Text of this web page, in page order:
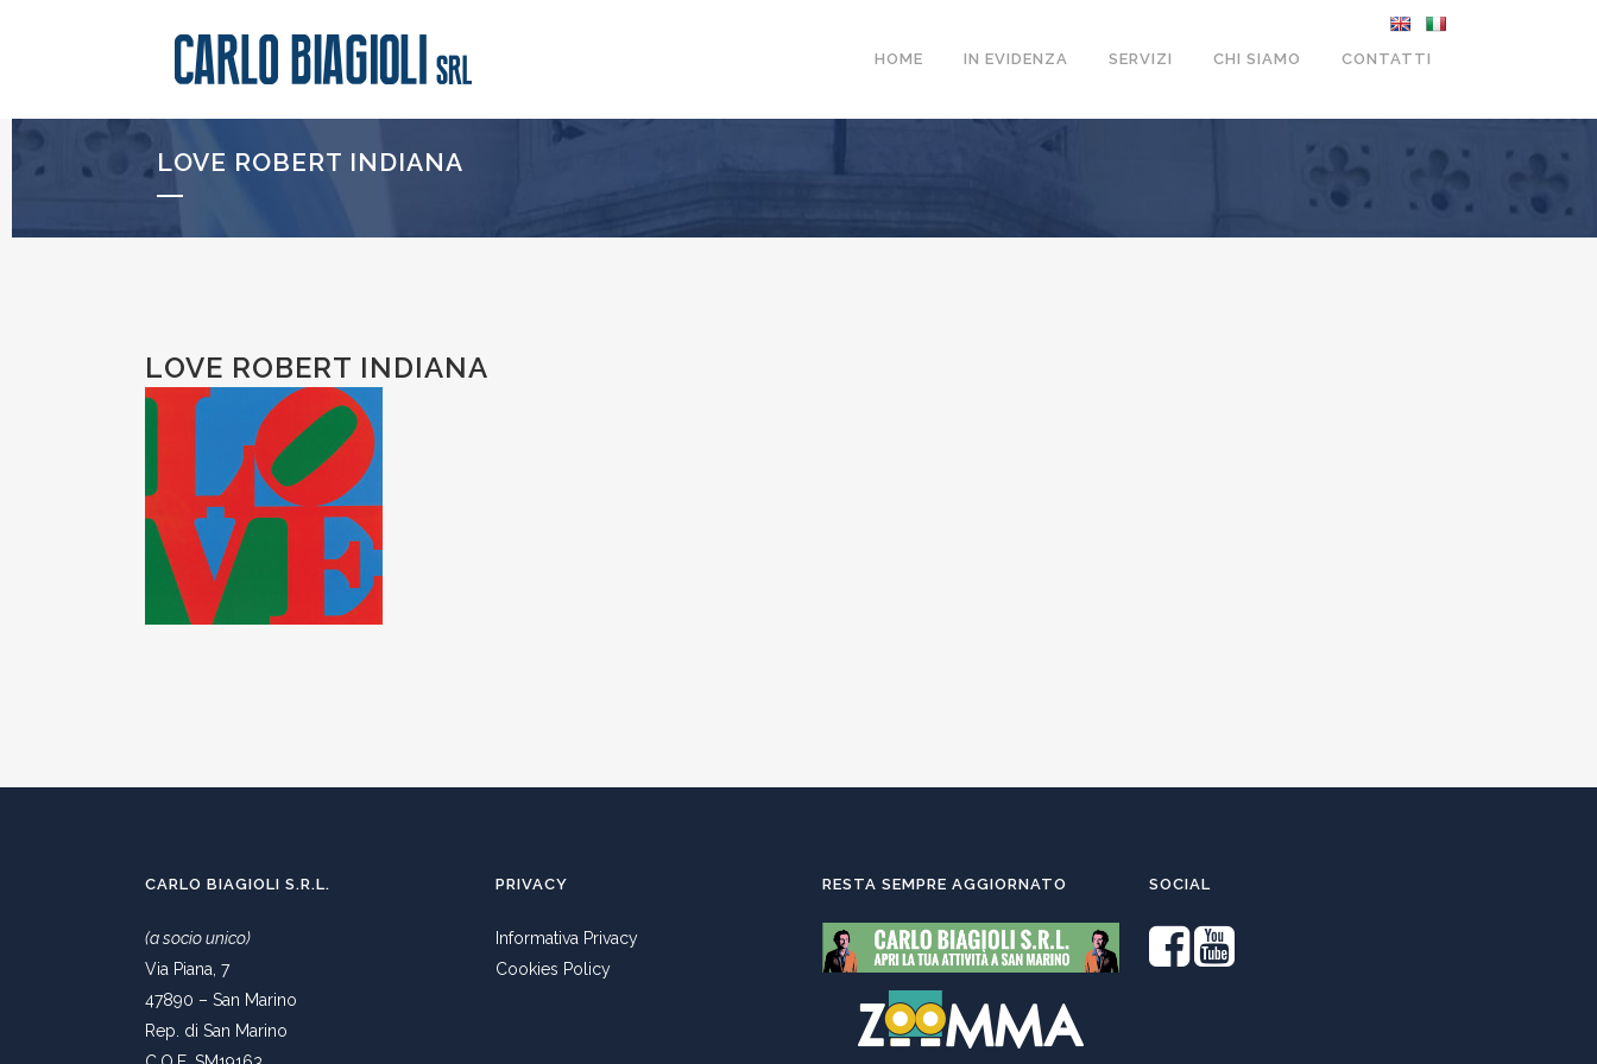
HOME IN EVIDENZA SERVIZI CHI SIAMO CONTATTI
LOVE ROBERT INDIANA
LOVE ROBERT INDIANA
CARLO BIAGIOLI S.R.L.
(a socio unico)
Via Piana, 7
47890 – San Marino
Rep. di San Marino
PRIVACY
Informativa Privacy
Cookies Policy
RESTA SEMPRE AGGIORNATO SOCIAL